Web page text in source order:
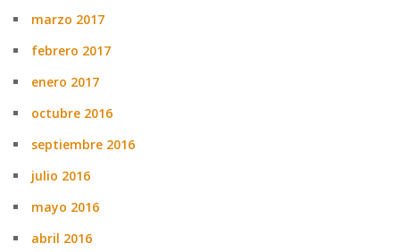
marzo 2017
febrero 2017
enero 2017
octubre 2016
septiembre 2016
julio 2016
mayo 2016
abril 2016